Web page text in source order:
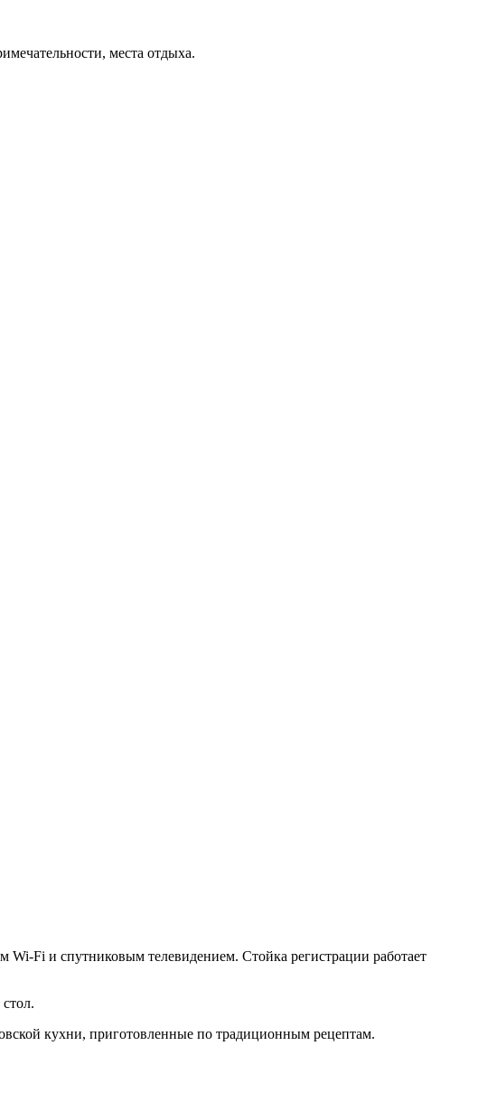
места отдыха.
Wi-Fi и спутниковым телевидением. Стойка регистрации работает
кухни, приготовленные по традиционным рецептам.